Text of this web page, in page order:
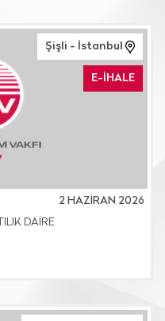
Şişli - İstanbul
E-İHALE
2 HAZİRAN 2026
DAİRE